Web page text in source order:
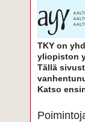
TKY on
yliopiston
Tällä
Katso